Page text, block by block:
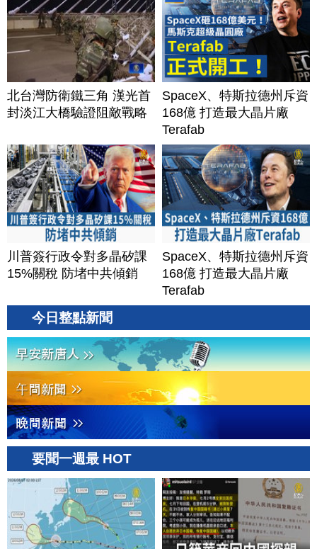
北台灣防衛鐵三角 漢光首
封淡江大橋驗證阻敵戰略
SpaceX、特斯拉德州斥資
168億 打造最大晶片廠
Terafab
川普簽行政令對多晶矽課
15%關稅 防堵中共傾銷
SpaceX、特斯拉德州斥資
168億 打造最大晶片廠
Terafab
今日整點新聞
要聞一週最 HOT